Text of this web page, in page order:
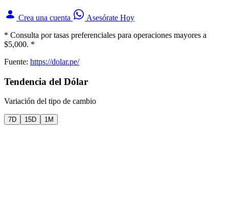
Crea una cuenta
Asesórate Hoy
* Consulta por tasas preferenciales para operaciones mayores a
$5,000. *
Fuente: https://dolar.pe/
Tendencia del Dólar
Variación del tipo de cambio
7D 15D 1M